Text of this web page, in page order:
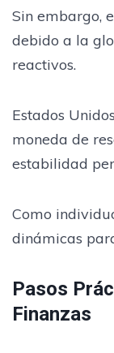
Sin embargo,
debido a la
reactivos.
Estados
moneda de
estabilidad
Como
dinámicas
Pasos
Finanzas